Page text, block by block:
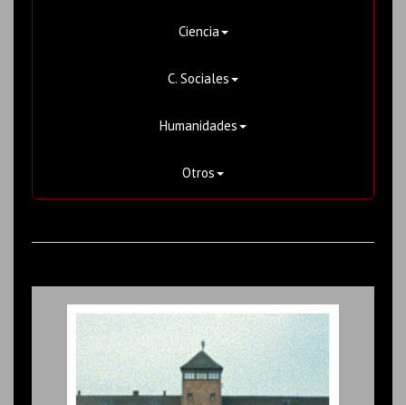
Ciencia
C. Sociales
Humanidades
Otros